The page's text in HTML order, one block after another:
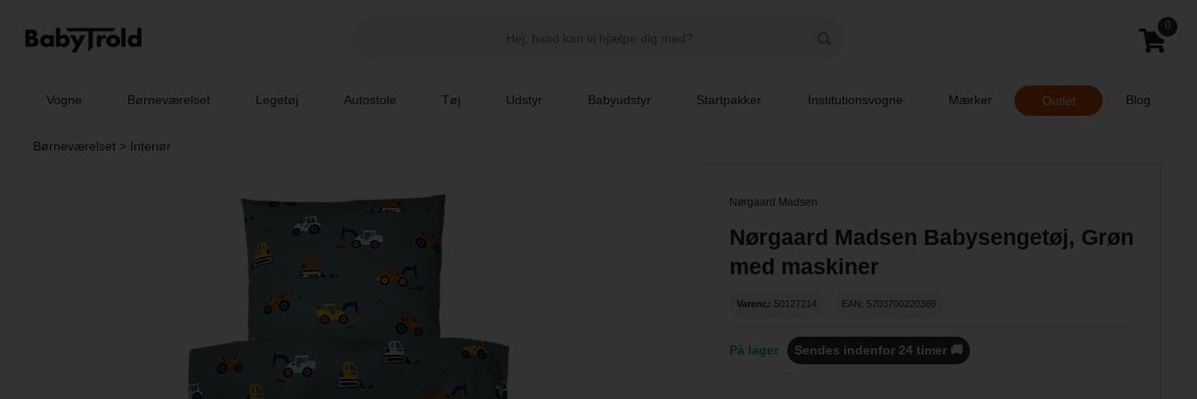
0
Vogne Børneværelset Legetøj Autostole Tøj Udstyr Babyudstyr Startpakker Institutionsvogne Mærker Outlet Blog
Børneværelset> Interiør
Nørgaard Madsen
Nørgaard Madsen Babysengetøj, Grøn
med maskiner
Varenr.: 50127214 EAN: 5703700220369
På lager Sendes indenfor 24 timer 🚚